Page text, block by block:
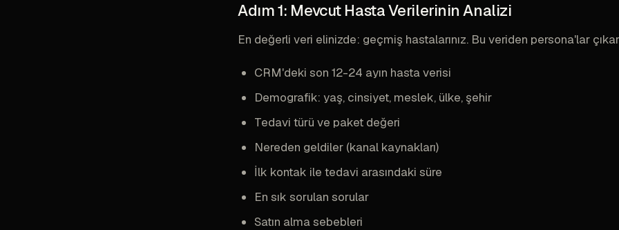
Adım 1: Mevcut Hasta Verilerinin Analizi
En değerli veri elinizde: geçmiş hastalarınız. Bu veriden persona'lar
CRM'deki son 12-24 ayın hasta verisi
Demografik: yaş, cinsiyet, meslek, ülke, şehir
Tedavi türü ve paket değeri
Nereden geldiler (kanal kaynakları)
İlk kontak ile tedavi arasındaki süre
En sık sorulan sorular
Satın alma sebebleri